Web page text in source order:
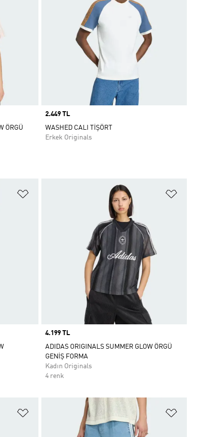
ÖRGÜ
Price
2.449 TL
WASHED CALI TİŞÖRT
Erkek Originals
Price
4.199 TL
ADIDAS ORIGINALS SUMMER GLOW ÖRGÜ
GENİŞ FORMA
Kadın Originals
4 renk
Favori Listesine Ekle